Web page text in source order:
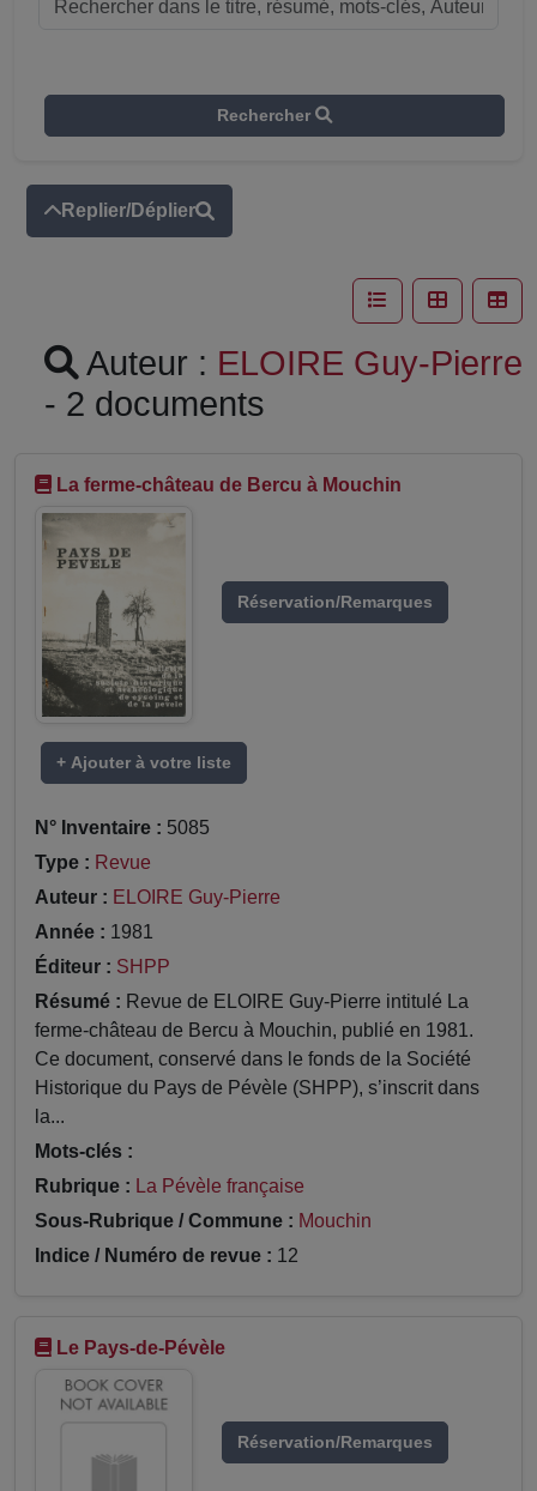
Rechercher
Replier/Déplier
Auteur : ELOIRE Guy-Pierre
- 2 documents
La ferme-château de Bercu à Mouchin
Réservation/Remarques
+ Ajouter à votre liste
N° Inventaire : 5085
Type : Revue
Auteur : ELOIRE Guy-Pierre
Année : 1981
Éditeur : SHPP
Résumé : Revue de ELOIRE Guy-Pierre intitulé La
ferme-château de Bercu à Mouchin, publié en 1981.
Ce document, conservé dans le fonds de la Société
Historique du Pays de Pévèle (SHPP), s’inscrit dans
la...
Mots-clés :
Rubrique : La Pévèle française
Sous-Rubrique / Commune : Mouchin
Indice / Numéro de revue : 12
Le Pays-de-Pévèle
Réservation/Remarques